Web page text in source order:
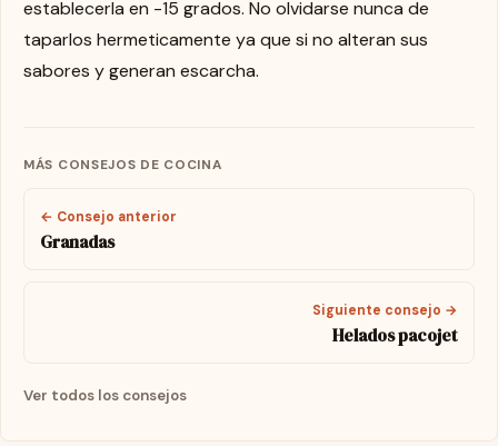
establecerla en -15 grados. No olvidarse nunca de
taparlos hermeticamente ya que si no alteran sus
sabores y generan escarcha.
MÁS CONSEJOS DE COCINA
← Consejo anterior
Granadas
Siguiente consejo →
Helados pacojet
Ver todos los consejos